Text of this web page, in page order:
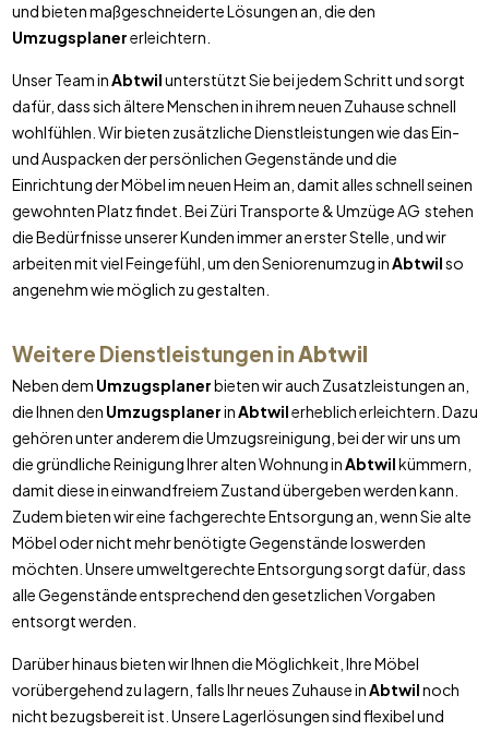
und bieten maßgeschneiderte Lösungen an, die den
Umzugsplanererleichtern.
Unser Team inAbtwilunterstützt Sie bei jedem Schritt und sorgt
dafür, dass sich ältere Menschen in ihrem neuen Zuhause schnell
wohlfühlen. Wir bieten zusätzliche Dienstleistungen wie das Ein-
und Auspacken der persönlichen Gegenstände und die
Einrichtung der Möbel im neuen Heim an, damit alles schnell seinen
gewohnten Platz findet. Bei Züri Transporte & Umzüge AG stehen
die Bedürfnisse unserer Kunden immer an erster Stelle, und wir
arbeiten mit viel Feingefühl, um den Seniorenumzug inAbtwilso
angenehm wie möglich zu gestalten.
Weitere Dienstleistungen inAbtwil
Neben dem Umzugsplanerbieten wir auch Zusatzleistungen an,
die Ihnen den UmzugsplanerinAbtwilerheblich erleichtern. Dazu
gehören unter anderem die Umzugsreinigung, bei der wir uns um
die gründliche Reinigung Ihrer alten Wohnung inAbtwilkümmern,
damit diese in einwandfreiem Zustand übergeben werden kann.
Zudem bieten wir eine fachgerechte Entsorgung an, wenn Sie alte
Möbel oder nicht mehr benötigte Gegenstände loswerden
möchten. Unsere umweltgerechte Entsorgung sorgt dafür, dass
alle Gegenstände entsprechend den gesetzlichen Vorgaben
entsorgt werden.
Darüber hinaus bieten wir Ihnen die Möglichkeit, Ihre Möbel
vorübergehend zu lagern, falls Ihr neues Zuhause inAbtwilnoch
nicht bezugsbereit ist. Unsere Lagerlösungen sind flexibel und